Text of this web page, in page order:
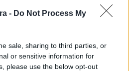
- Do Not Process My
sale, sharing to third parties, or
or sensitive information for
please use the below opt-out
de 975.000 euros, que
concepto de intereses.
niñas equivocadas en
está en fase inicial y se han